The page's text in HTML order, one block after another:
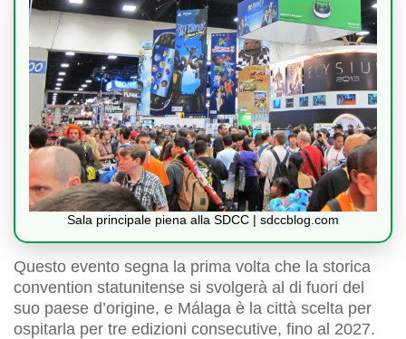
Sala principale piena alla SDCC | sdccblog.com
Questo evento segna la prima volta che la storica
convention statunitense si svolgerà al di fuori del
suo paese d’origine, e Málaga è la città scelta per
ospitarla per tre edizioni consecutive, fino al 2027.